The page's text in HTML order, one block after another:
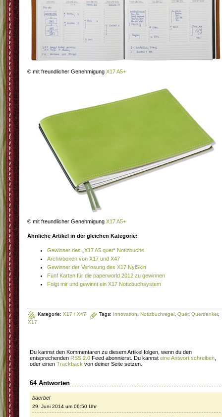
© mit freundlicher Genehmigung X17 A5+
© mit freundlicher Genehmigung X17 A5+
Ähnliche Artikel in der gleichen Kategorie:
Gewinner des „X17 A5 quer“ Notizbuchs
Archivboxen von X17 und X47
Gewinner der Verlosung des X17 NylSkin
Fünf Karten für die paperworld 2012 zu gewinnen
Folgt mir und gewinnt ein X17 Notizbuchsystem
Kategorie: X17 / X47 Tags: Innovation Notizbuchregel Quer, Querdenker,
X17
Du kannst den Kommentaren zu diesem Artikel folgen, wenn du den
entsprechenden RSS 2.0 Feed abonnierst. Du kannst eine Antwort schreiben
oder einen Trackback von deiner Seite setzen.
64 Antworten
baerbel
29. Juni 2014 um 06:50 Uhr